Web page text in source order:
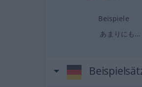
Beispiele
あまりにも…